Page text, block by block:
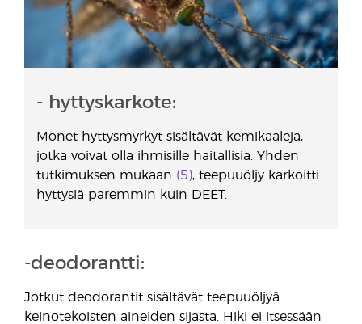
- hyttyskarkote:
Monet hyttysmyrkyt sisältävät kemikaaleja,
jotka voivat olla ihmisille haitallisia. Yhden
tutkimuksen mukaan (5), teepuuöljy karkoitti
hyttysiä paremmin kuin DEET.
-deodorantti:
Jotkut deodorantit sisältävät teepuuöljyä
keinotekoisten aineiden sijasta. Hiki ei itsessään